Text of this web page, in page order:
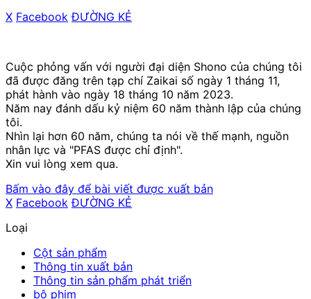
X Facebook ​ ​ĐƯỜNG KẺ
Cuộc phỏng vấn với người đại diện Shono của chúng tôi
đã được đăng trên tạp chí Zaikai số ngày 1 tháng 11,
phát hành vào ngày 18 tháng 10 năm 2023.
Năm nay đánh dấu kỷ niệm 60 năm thành lập của chúng
tôi.
Nhìn lại hơn 60 năm, chúng ta nói về thế mạnh, nguồn
nhân lực và "PFAS được chỉ định".
Xin vui lòng xem qua.
Bấm vào đây để bài viết được xuất bản
X Facebook ​ ​ĐƯỜNG KẺ
Loại
Cột sản phẩm
Thông tin xuất bản
Thông tin sản phẩm phát triển
bộ phim